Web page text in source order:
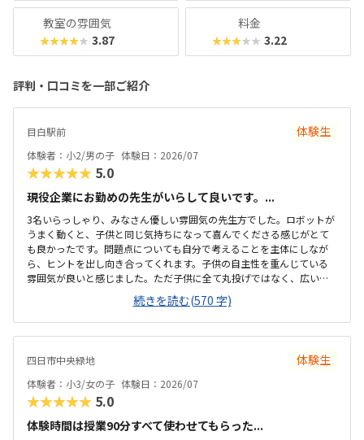
教室の雰囲気
★★★★★ 3.87
料金
★★★★★ 3.22
評判・口コミを一部ご紹介
目白駅前 体験生
体験者：小2/男の子 体験日：2026/07
★★★★★ 5.0
現役企業にお勤めの先生がいらして良いです。...
3名いらっしゃり、みなさん優しい雰囲気の先生方でした。ロボットが
うまく動くと、子供と同じ気持ちになって喜んでくださる感じがとて
も良かったです。問題点についても自分で考えることを主体にしなが
ら、ヒントを出し向き合ってくれます。子供の自主性を重んじている
雰囲気が良いと感じました。ただ子供に全て丸投げではなく、広い机
の上に「教科書とキットをどこに置いたらやりやすいかな？」と声を
かけてくださり、そこから自分で考えていました。ロボット作りもヒ
ントをいただきながら、自分で教科書を読んで作り上げていました。
駅近くですが、静かな環境です。急な坂道があるので、暑い夏など、重
できました。入室したら必ず手を洗うルールも良いです。教室にある
教科書などもきちんと整理整頓されています。キット代が兄弟割引で
半額になりました。入会金も無料に。欲を言えば、...
続きを読む(570 字)
四日市中央緑地 体験生
体験者：小3/女の子 体験日：2026/07
★★★★★ 5.0
体験時間は授業90分すべて使わせてもらった...